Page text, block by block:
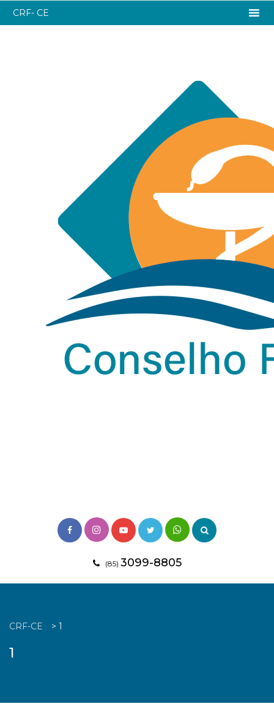
(85) 3099-8805
CRF- CE
CRF-CE > 1
1